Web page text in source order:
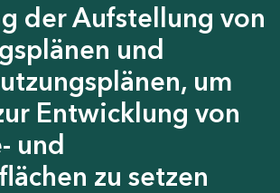
der Aufstellung von
und
um
Entwicklung von
und
zu setzen